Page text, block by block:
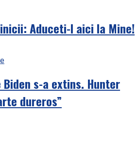
Aduceti-l aici la Mine!
Biden s-a extins. Hunter
dureros”